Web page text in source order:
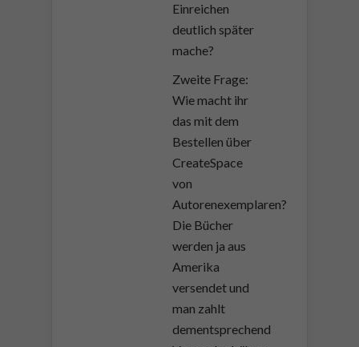
Einreichen
deutlich später
mache?
Zweite Frage:
Wie macht ihr
das mit dem
Bestellen über
CreateSpace
von
Autorenexemplaren?
Die Bücher
werden ja aus
Amerika
versendet und
man zahlt
dementsprechend